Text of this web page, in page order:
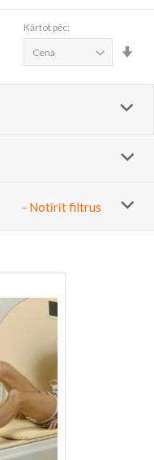
Kārtot pēc:
- Notīrīt filtrus